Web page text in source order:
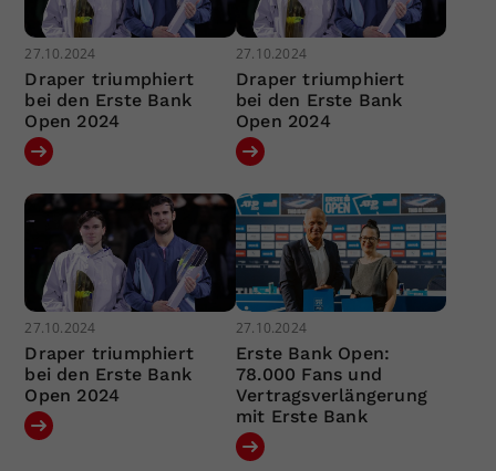
27.10.2024
Draper triumphiert
bei den Erste Bank
Open 2024
27.10.2024
Draper triumphiert
bei den Erste Bank
Open 2024
27.10.2024
Draper triumphiert
bei den Erste Bank
Open 2024
27.10.2024
Erste Bank Open:
78.000 Fans und
Vertragsverlängerung
mit Erste Bank